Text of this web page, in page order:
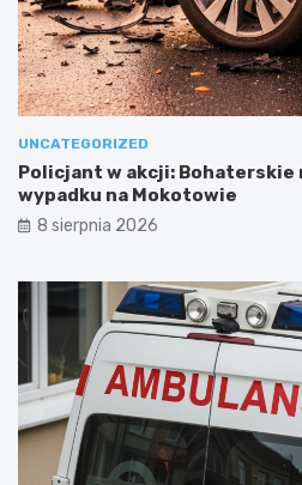
UNCATEGORIZED
Policjant w akcji: Bohaterskie
wypadku na Mokotowie
8 sierpnia 2026